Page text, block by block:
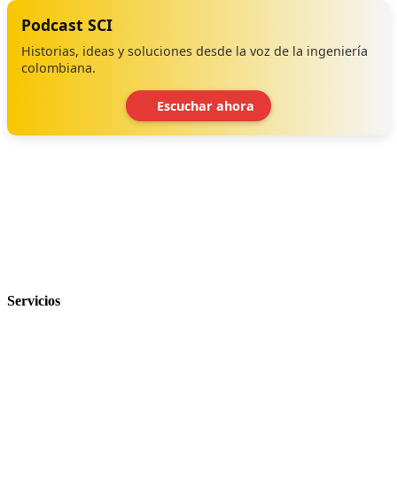
Podcast SCI
Historias, ideas y soluciones desde la voz de la ingeniería
colombiana.
Escuchar ahora
Servicios